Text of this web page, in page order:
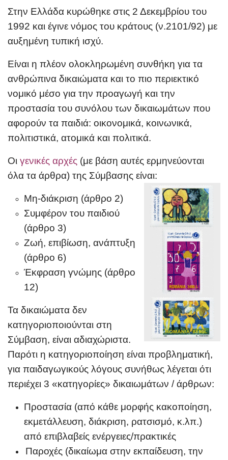
Στην Ελλάδα κυρώθηκε στις 2 Δεκεμβρίου του
1992 και έγινε νόμος του κράτους (ν.2101/92) με
αυξημένη τυπική ισχύ.
Είναι η πλέον ολοκληρωμένη συνθήκη για τα
ανθρώπινα δικαιώματα και το πιο περιεκτικό
νομικό μέσο για την προαγωγή και την
προστασία του συνόλου των δικαιωμάτων που
αφορούν τα παιδιά: οικονομικά, κοινωνικά,
πολιτιστικά, ατομικά και πολιτικά.
Οι γενικές αρχές (με βάση αυτές ερμηνεύονται
όλα τα άρθρα) της Σύμβασης είναι:
Μη-διάκριση (άρθρο 2)
Συμφέρον του παιδιού
(άρθρο 3)
Ζωή, επιβίωση, ανάπτυξη
(άρθρο 6)
Έκφραση γνώμης (άρθρο
12)
Τα δικαιώματα δεν
κατηγοριοποιούνται στη
Σύμβαση, είναι αδιαχώριστα.
Παρότι η κατηγοριοποίηση είναι προβληματική,
για παιδαγωγικούς λόγους συνήθως λέγεται ότι
περιέχει 3 «κατηγορίες» δικαιωμάτων / άρθρων:
Προστασία (από κάθε μορφής κακοποίηση,
εκμετάλλευση, διάκριση, ρατσισμό, κ.λπ.)
από επιβλαβείς ενέργειες/πρακτικές
Παροχές (δικαίωμα στην εκπαίδευση, την